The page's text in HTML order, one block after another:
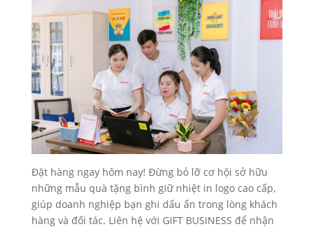
Đặt hàng ngay hôm nay! Đừng bỏ lỡ cơ hội sở hữu
những mẫu quà tặng bình giữ nhiệt in logo cao cấp,
giúp doanh nghiệp bạn ghi dấu ấn trong lòng khách
hàng và đối tác. Liên hệ với GIFT BUSINESS để nhận